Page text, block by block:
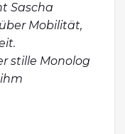
Sascha
Mobilität,
stille Monolog